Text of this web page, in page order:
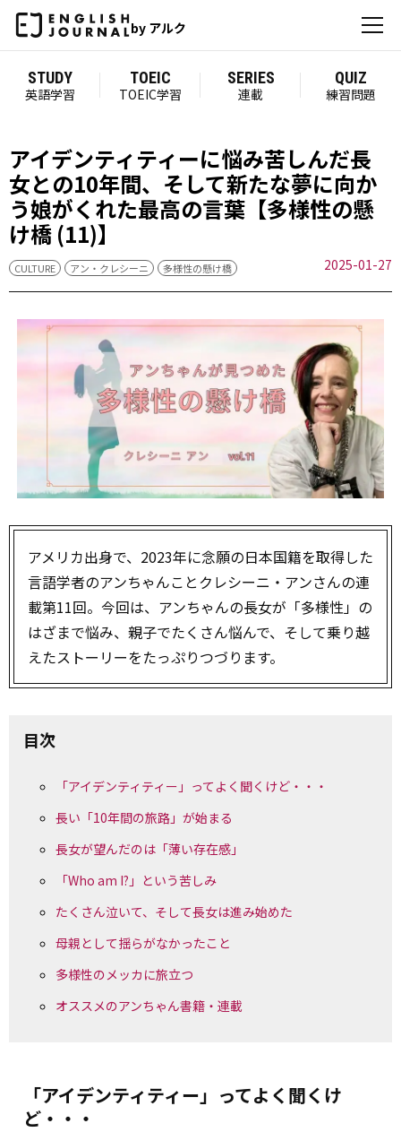
by アルク
STUDY
英語学習
TOEIC
TOEIC学習
SERIES
連載
QUIZ
練習問題
アイデンティティーに悩み苦しんだ長
女との10年間、そして新たな夢に向か
う娘がくれた最高の言葉【多様性の懸
け橋 (11)】
CULTURE アン・クレシーニ 多様性の懸け橋 2025-01-27
アメリカ出身で、2023年に念願の日本国籍を取得した
言語学者のアンちゃんことクレシーニ・アンさんの連
載第11回。今回は、アンちゃんの長女が「多様性」の
はざまで悩み、親子でたくさん悩んで、そして乗り越
えたストーリーをたっぷりつづります。
目次
「アイデンティティー」ってよく聞くけど・・・
長い「10年間の旅路」が始まる
長女が望んだのは「薄い存在感」
「Who am I?」という苦しみ
たくさん泣いて、そして長女は進み始めた
母親として揺らがなかったこと
多様性のメッカに旅立つ
オススメのアンちゃん書籍・連載
「アイデンティティー」ってよく聞くけ
ど・・・